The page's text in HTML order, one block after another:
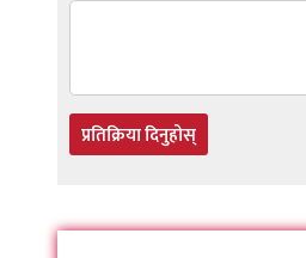
प्रतिक्रिया दिनुहोस्